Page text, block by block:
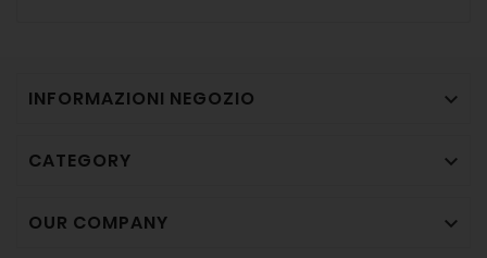
INFORMAZIONI NEGOZIO 
CATEGORY 
OUR COMPANY 